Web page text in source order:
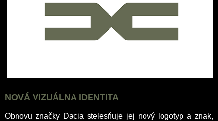
NOVÁ VIZUÁLNA IDENTITA
Obnovu značky Dacia stelesňuje jej nový logotyp a znak,